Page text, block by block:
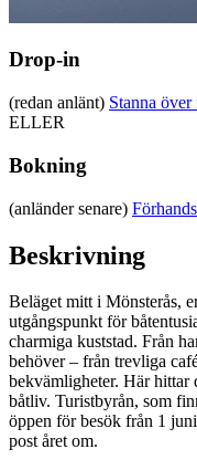
Drop-in
(redan anlänt) Stanna över
ELLER
Bokning
(anländer senare)
Beskrivning
Beläget mitt i Mönsterås,
utgångspunkt för
charmiga kuststad. Från
behöver – från trevliga
bekvämligheter. Här hittar
båtliv. Turistbyrån, som
öppen för besök från 1
post året om.